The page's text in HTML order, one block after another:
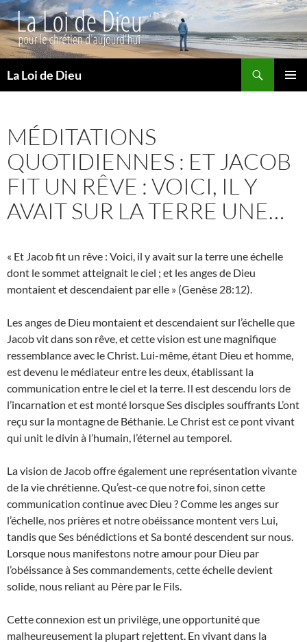
La Loi de Dieu
MÉDITATIONS
QUOTIDIENNES : ET JACOB
FIT UN RÊVE : VOICI, IL Y
AVAIT SUR LA TERRE UNE…
« Et Jacob fit un rêve : Voici, il y avait sur la terre une échelle
dont le sommet atteignait le ciel ; et les anges de Dieu
montaient et descendaient par elle » (Genèse 28:12).
Les anges de Dieu montaient et descendaient sur l’échelle que
Jacob vit dans son rêve, et cette vision est une magnifique
ressemblance avec le Christ. Lui-même, étant Dieu et homme,
est devenu le médiateur entre les deux, établissant la
communication entre le ciel et la terre. Il est descendu lors de
l’incarnation et est monté lorsque Ses disciples souffrants L’ont
reçu sur la montagne de Béthanie. Le Christ est ce pont vivant
qui unit le divin à l’humain, l’éternel au temporel.
La vision de Jacob offre également une représentation vivante
de la vie chrétienne. Qu’est-ce que notre foi, sinon cette
communication continue avec Dieu ? Comme les anges sur
l’échelle, nos prières et notre obéissance montent vers Lui,
tandis que Ses bénédictions et Sa bonté descendent sur nous.
Lorsque nous manifestons notre amour pour Dieu par
l’obéissance à Ses commandements, cette échelle devient
solide, nous reliant au Père par le Fils.
Cette connexion est un privilège, une opportunité que
malheureusement la plupart rejettent. En vivant dans la